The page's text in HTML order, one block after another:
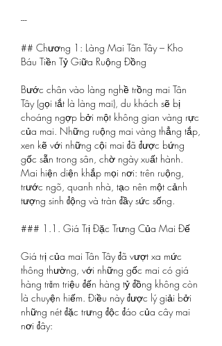
---
## Chương 1: Làng Mai Tân Tây – Kho
Báu Tiền Tỷ Giữa Ruộng Đồng
Bước chân vào làng nghề trồng mai Tân
Tây (gọi tắt là làng mai), du khách sẽ bị
choáng ngợp bởi một không gian vàng rực
của mai. Những ruộng mai vàng thẳng tắp,
xen kẽ với những cội mai đã được bứng
gốc sẵn trong sân, chờ ngày xuất hành.
Mai hiện diện khắp mọi nơi: trên ruộng,
trước ngõ, quanh nhà, tạo nên một cảnh
tượng sinh động và tràn đầy sức sống.
### 1.1. Giá Trị Đặc Trưng Của Mai Đế
Giá trị của mai Tân Tây đã vượt xa mức
thông thường, với những gốc mai có giá
hàng trăm triệu đến hàng tỷ đồng không còn
là chuyện hiếm. Điều này được lý giải bởi
những nét đặc trưng độc đáo của cây mai
nơi đây: